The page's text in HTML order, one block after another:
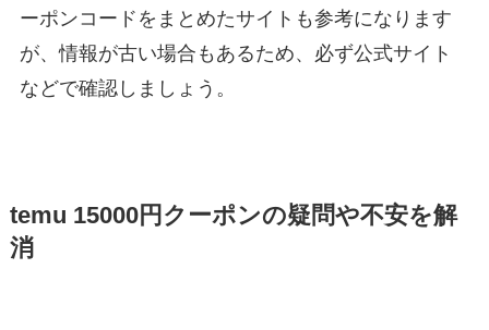
ーポンコードをまとめたサイトも参考になります
が、情報が古い場合もあるため、必ず公式サイト
などで確認しましょう。
temu 15000円クーポンの疑問や不安を解
消